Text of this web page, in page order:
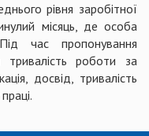
рівня заробітної
місяць, де особа
час пропонування
тривалість роботи за
досвід, тривалість